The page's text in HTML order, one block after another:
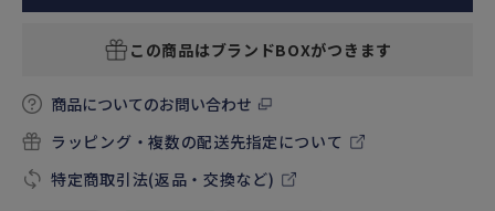
この商品はブランドBOXがつきます
商品についてのお問い合わせ
ラッピング・複数の配送先指定について
特定商取引法(返品・交換など)